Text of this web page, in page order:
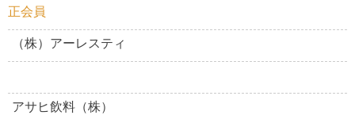
正会員
（株）アーレスティ
アサヒ飲料（株）